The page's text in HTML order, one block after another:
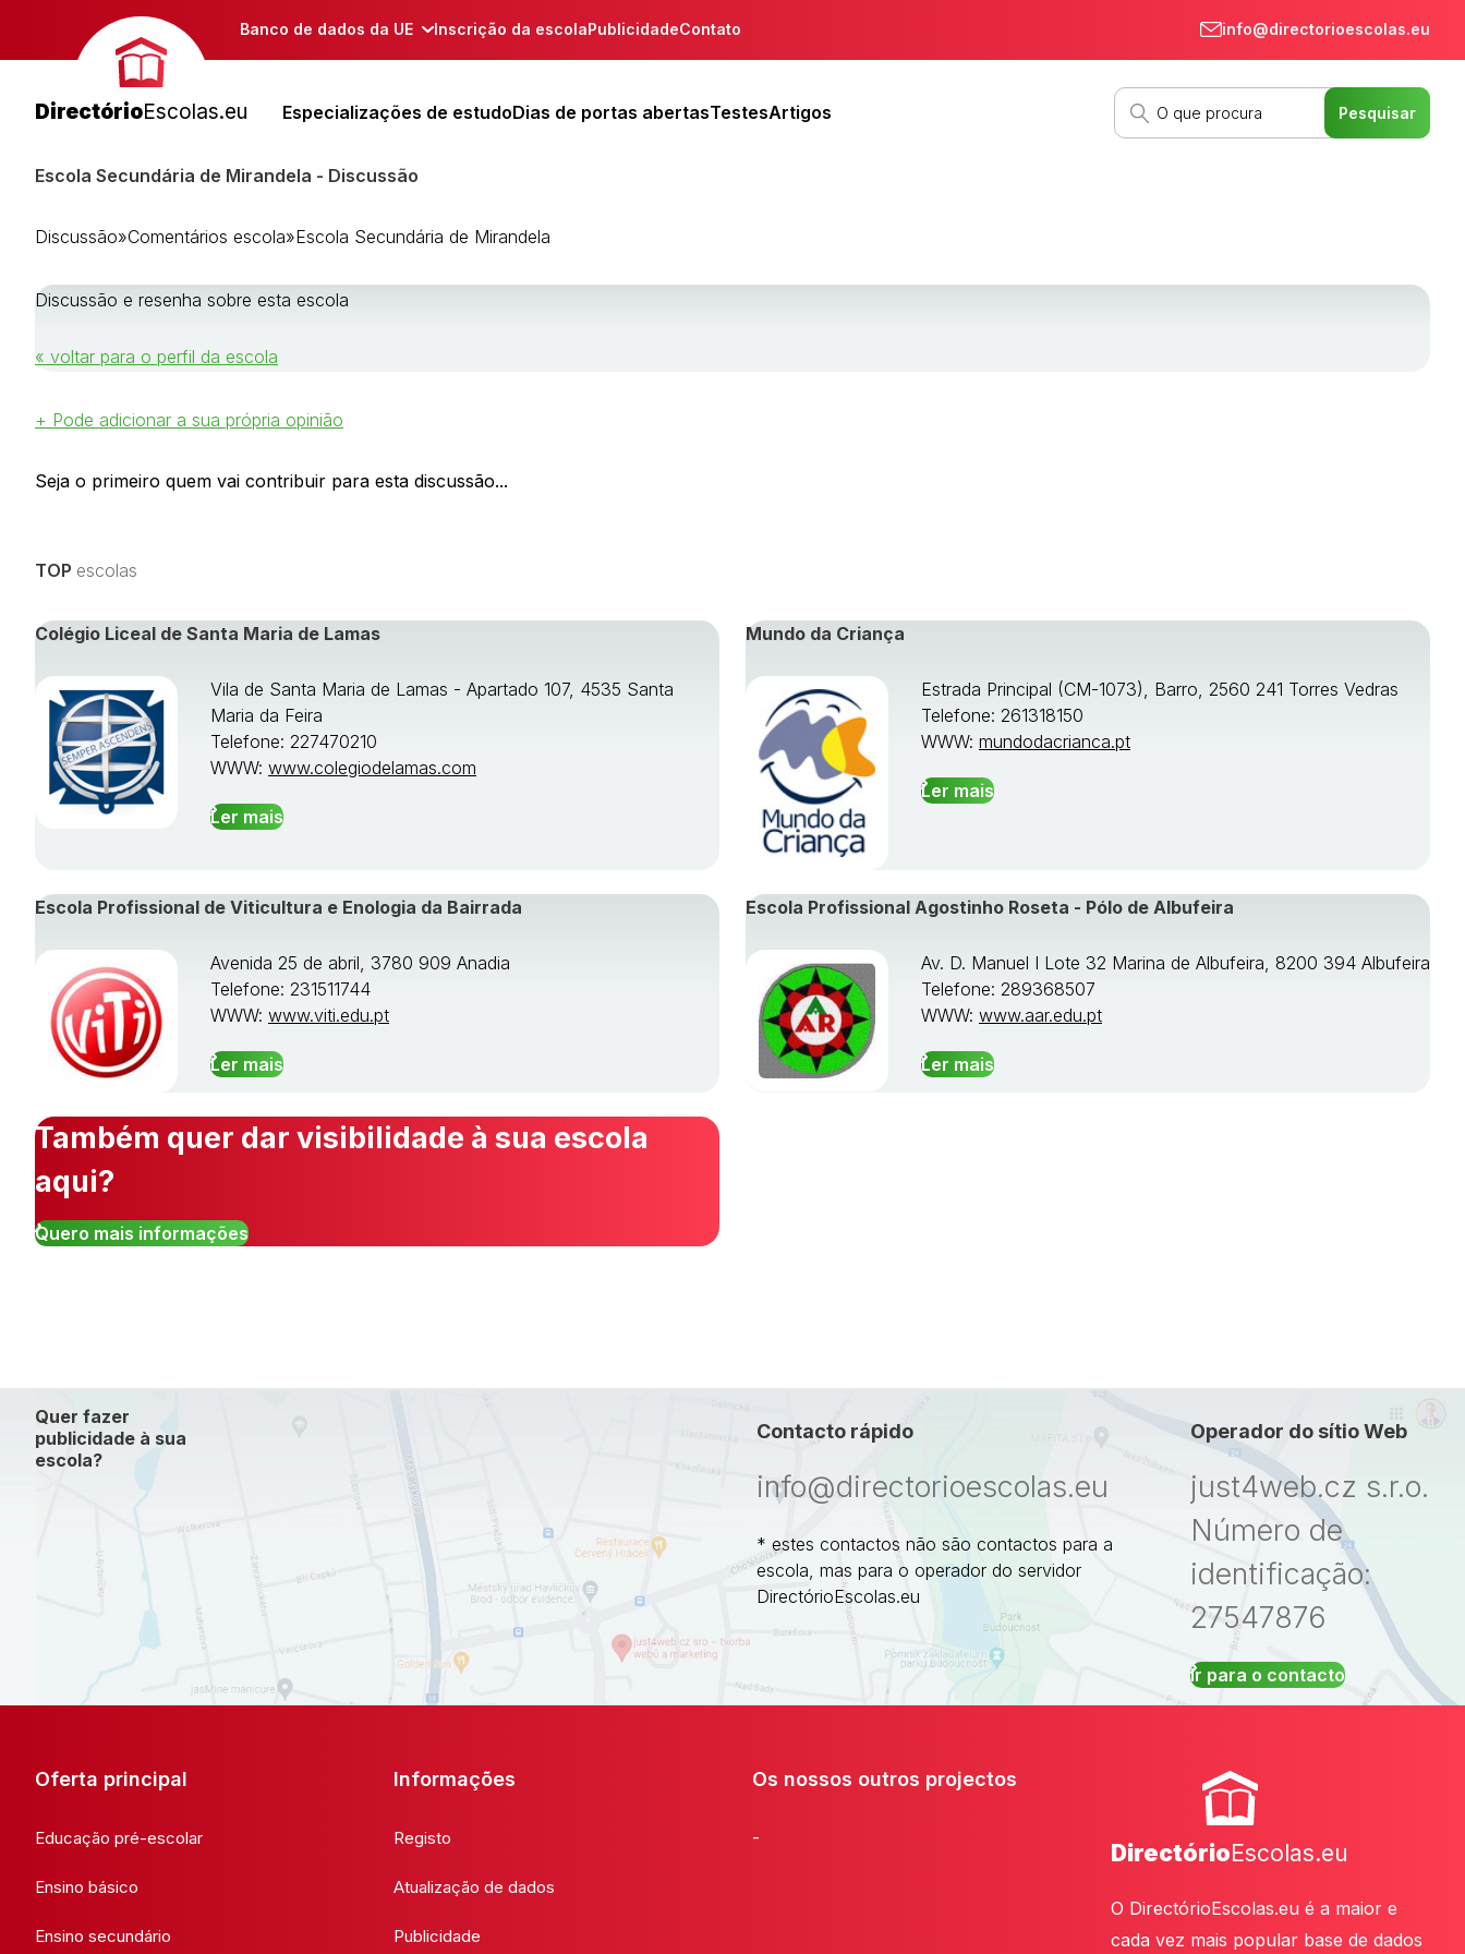
Banco de dados da UE Inscrição da escolaPublicidadeContato info@directorioescolas.eu
DirectórioEscolas.eu Especializações de estudoDias de portas abertasTestesArtigos
Escola Secundária de Mirandela - Discussão
Discussão»Comentários escola»Escola Secundária de Mirandela
Discussão e resenha sobre esta escola
« voltar para o perfil da escola
+ Pode adicionar a sua própria opinião
Seja o primeiro quem vai contribuir para esta discussão...
TOP escolas
Colégio Liceal de Santa Maria de Lamas
Vila de Santa Maria de Lamas - Apartado 107, 4535 Santa
Maria da Feira
Telefone: 227470210
WWW: www.colegiodelamas.com
Ler mais
Mundo da Criança
Estrada Principal (CM-1073), Barro, 2560 241 Torres Vedras
Telefone: 261318150
WWW: mundodacrianca.pt
Ler mais
Escola Profissional de Viticultura e Enologia da Bairrada
Avenida 25 de abril, 3780 909 Anadia
Telefone: 231511744
WWW: www.viti.edu.pt
Ler mais
Escola Profissional Agostinho Roseta - Pólo de Albufeira
Av. D. Manuel I Lote 32 Marina de Albufeira, 8200 394 Albufeira
Telefone: 289368507
WWW: www.aar.edu.pt
Ler mais
Também quer dar visibilidade à sua escola
aqui?
Quero mais informações
Quer fazer
publicidade à sua
escola?
Contacto rápido
info@directorioescolas.eu
* estes contactos não são contactos para a
escola, mas para o operador do servidor
DirectórioEscolas.eu
Operador do sítio Web
just4web.cz s.r.o.
Número de
identificação:
27547876
Ir para o contacto
Oferta principal
Educação pré-escolar
Ensino básico
Ensino secundário
Informações
Registo
Atualização de dados
Publicidade
Os nossos outros projectos
-
DirectórioEscolas.eu
O DirectórioEscolas.eu é a maior e
cada vez mais popular base de dados